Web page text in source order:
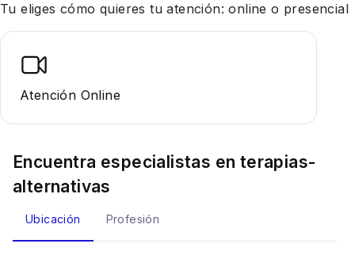
Tu eliges cómo quieres tu atención: online o presencial
Atención Online
Encuentra especialistas en terapias-
alternativas
Ubicación Profesión